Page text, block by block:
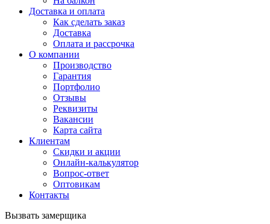
Доставка и оплата
Как сделать заказ
Доставка
Оплата и рассрочка
О компании
Производство
Гарантия
Портфолио
Отзывы
Реквизиты
Вакансии
Карта сайта
Клиентам
Скидки и акции
Онлайн-калькулятор
Вопрос-ответ
Оптовикам
Контакты
Вызвать замерщика